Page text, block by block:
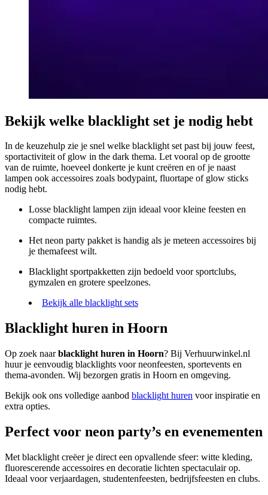
Bekijk welke blacklight set je nodig hebt
In de keuzehulp zie je snel welke blacklight set past bij jouw feest,
sportactiviteit of glow in the dark thema. Let vooral op de grootte
van de ruimte, hoeveel donkerte je kunt creëren en of je naast
lampen ook accessoires zoals bodypaint, fluortape of glow sticks
nodig hebt.
Losse blacklight lampen zijn ideaal voor kleine feesten en
compacte ruimtes.
Het neon party pakket is handig als je meteen accessoires bij
je themafeest wilt.
Blacklight sportpakketten zijn bedoeld voor sportclubs,
gymzalen en grotere speelzones.
Bekijk alle blacklight sets
Blacklight huren in Hoorn
Op zoek naarblacklight huren in Hoorn? Bij Verhuurwinkel.nl
huur je eenvoudig blacklights voor neonfeesten, sportevents en
thema-avonden. Wij bezorgen gratis in Hoorn en omgeving.
Bekijk ook ons volledige aanbod blacklight huren voor inspiratie en
extra opties.
Perfect voor neon party’s en evenementen
Met blacklight creëer je direct een opvallende sfeer: witte kleding,
fluorescerende accessoires en decoratie lichten spectaculair op.
Ideaal voor verjaardagen, studentenfeesten, bedrijfsfeesten en clubs.